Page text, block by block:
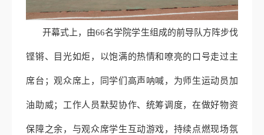
开幕式上，由66名学院学生组成的前导队方阵步伐
铿锵、目光如炬，以饱满的热情和嘹亮的口号走过主
席台；观众席上，同学们高声呐喊，为师生运动员加
油助威；工作人员默契协作、统筹调度，在做好物资
保障之余，与观众席学生互动游戏，持续点燃现场氛